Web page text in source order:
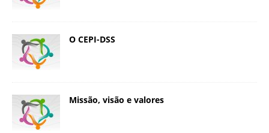
O CEPI-DSS
Missão, visão e valores